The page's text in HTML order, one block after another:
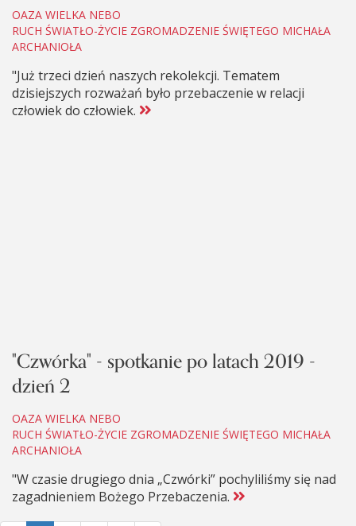
OAZA WIELKA NEBO
RUCH ŚWIATŁO-ŻYCIE ZGROMADZENIE ŚWIĘTEGO MICHAŁA
ARCHANIOŁA
"Już trzeci dzień naszych rekolekcji. Tematem
dzisiejszych rozważań było przebaczenie w relacji
człowiek do człowiek.
"Czwórka" - spotkanie po latach 2019 -
dzień 2
OAZA WIELKA NEBO
RUCH ŚWIATŁO-ŻYCIE ZGROMADZENIE ŚWIĘTEGO MICHAŁA
ARCHANIOŁA
"W czasie drugiego dnia „Czwórki” pochyliliśmy się nad
zagadnieniem Bożego Przebaczenia.